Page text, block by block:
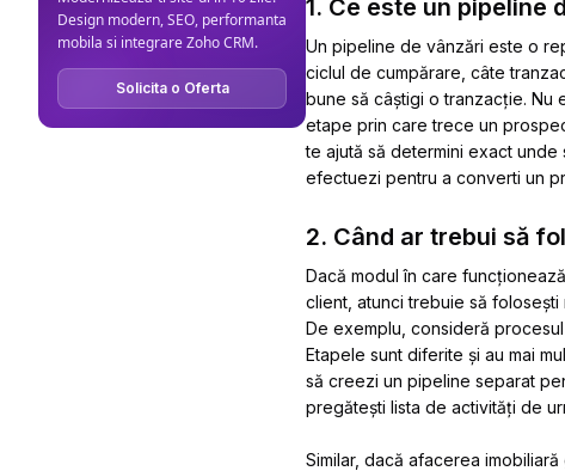
Design modern, SEO, performanta
mobila si integrare Zoho CRM.
Solicita o Oferta
1. Ce este un pipeline
Un pipeline de vânzări este o
ciclul de cumpărare, câte
bune să câștigi o tranzacție. Nu
etape prin care trece un
te ajută să determini exact
efectuezi pentru a converti un
2. Când ar trebui să
Dacă modul în care
client, atunci trebuie să
De exemplu, consideră
Etapele sunt diferite și au mai
să creezi un pipeline separat
pregătești lista de activități de
Similar, dacă afacerea